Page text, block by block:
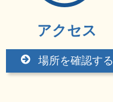
アクセス
場所を確認する